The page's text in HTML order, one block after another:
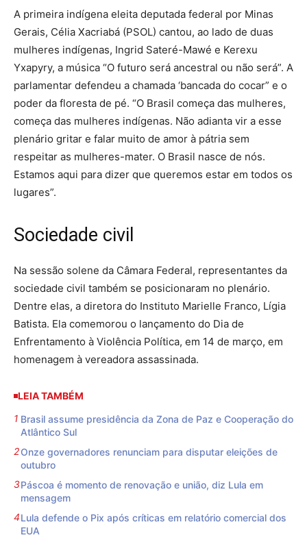
A primeira indígena eleita deputada federal por Minas
Gerais, Célia Xacriabá (PSOL) cantou, ao lado de duas
mulheres indígenas, Ingrid Sateré-Mawé e Kerexu
Yxapyry, a música “O futuro será ancestral ou não será”. A
parlamentar defendeu a chamada ‘bancada do cocar” e o
poder da floresta de pé. “O Brasil começa das mulheres,
começa das mulheres indígenas. Não adianta vir a esse
plenário gritar e falar muito de amor à pátria sem
respeitar as mulheres-mater. O Brasil nasce de nós.
Estamos aqui para dizer que queremos estar em todos os
lugares”.
Sociedade civil
Na sessão solene da Câmara Federal, representantes da
sociedade civil também se posicionaram no plenário.
Dentre elas, a diretora do Instituto Marielle Franco, Lígia
Batista. Ela comemorou o lançamento do Dia de
Enfrentamento à Violência Política, em 14 de março, em
homenagem à vereadora assassinada.
LEIA TAMBÉM
Brasil assume presidência da Zona de Paz e Cooperação do
Atlântico Sul
Onze governadores renunciam para disputar eleições de
outubro
Páscoa é momento de renovação e união, diz Lula em
mensagem
Lula defende o Pix após críticas em relatório comercial dos
EUA